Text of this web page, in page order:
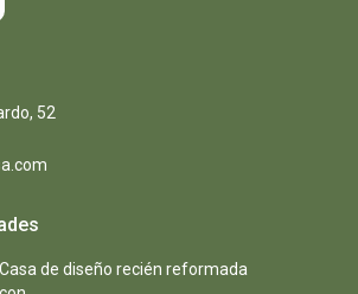
52
Casa de diseño recién reformada